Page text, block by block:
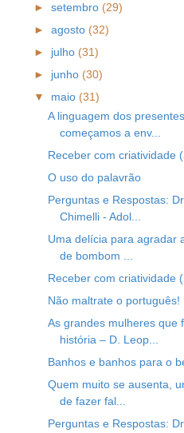
► setembro (29)
► agosto (32)
► julho (31)
► junho (30)
▼ maio (31)
A linguagem dos
começamos a env...
Receber com criatividade
O uso do palavrão
Perguntas e Respostas:
Chimelli - Adol...
Uma delícia para agradar
de bombom ...
Receber com criatividade
Não maltrate o português!
As grandes mulheres que
história – D. Leop...
Banhos e banhos para o
Quem muito se ausenta,
de fazer fal...
Perguntas e Respostas: